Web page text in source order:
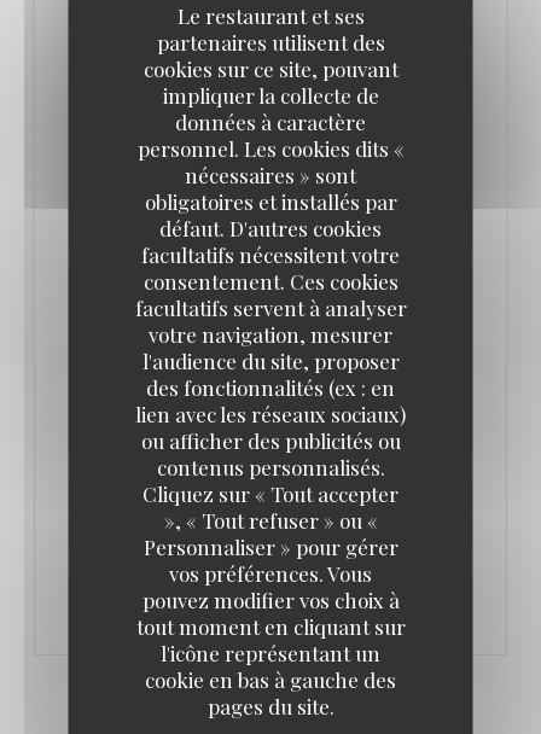
Le restaurant et ses
partenaires utilisent des
cookies sur ce site, pouvant
impliquer la collecte de
données à caractère
personnel. Les cookies dits «
nécessaires » sont
obligatoires et installés par
défaut. D'autres cookies
facultatifs nécessitent votre
consentement. Ces cookies
facultatifs servent à analyser
votre navigation, mesurer
l'audience du site, proposer
des fonctionnalités (ex : en
lien avec les réseaux sociaux)
ou afficher des publicités ou
contenus personnalisés.
Cliquez sur « Tout accepter
», « Tout refuser » ou «
Personnaliser » pour gérer
vos préférences. Vous
pouvez modifier vos choix à
tout moment en cliquant sur
l'icône représentant un
cookie en bas à gauche des
pages du site.
Où sortir le soir, le week-end ? Au Val d’Europe,
sur la place Toscane, le petit nouveau tient à se
démarquer : on y mange bien et on s’y amusera
L’Authentic est né de la collaboration de deux
associés. Adrien Del Pozo, entrepreneur dans
l’informatique puis dans la location de salles, et
Olivier Souverain, traiteur depuis vingt ans et
partenaire de plusieurs restaurants parisiens.
Adrien Del Pozo réalise un rêve de jeunesse : créer
un lieu bon enfant, aux influences typiquement
LIRE L'ARTICLE((OUVRE UNE NOUVELLE FENÊTRE))